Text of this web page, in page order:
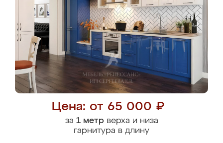
Цена: от 65 000 ₽
за 1 метрверха и низа
гарнитура в длину